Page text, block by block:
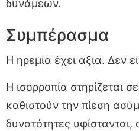
δυνάμεων.
Συμπέρασμα
Η ηρεμία έχει αξία. Δεν
Η ισορροπία στηρίζεται
καθιστούν την πίεση
δυνατότητες